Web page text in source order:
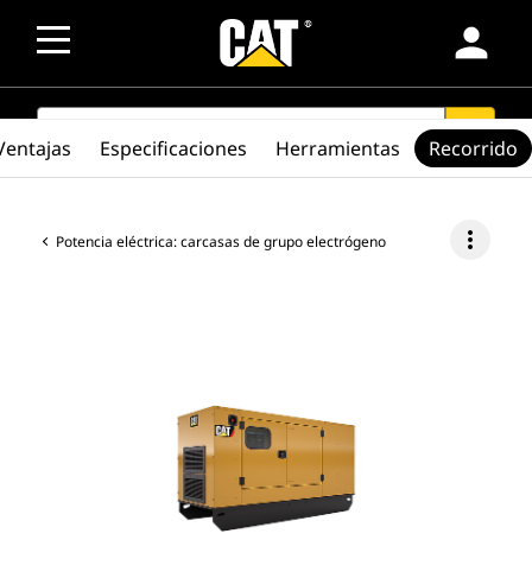
person
SEARCH search
Potencia eléctrica: carcasas de grupo electrógeno more_vert
Especificaciones Herramientas Recorrido